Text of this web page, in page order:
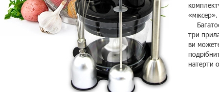
«міксер».
три
ви
натерти